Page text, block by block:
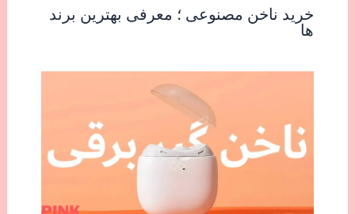
خرید ناخن مصنوعی ؛ معرفی بهترین برند
ها